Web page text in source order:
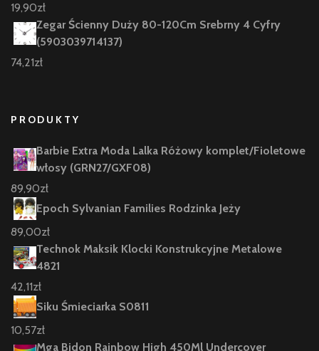
19,90zł
Zegar Ścienny Duży 80-120Cm Srebrny 4 Cyfry
(5903039714137)
74,21zł
PRODUKTY
Barbie Extra Moda Lalka Różowy komplet/Fioletowe
włosy (GRN27/GXF08)
89,90zł
Epoch Sylvanian Families Rodzinka Jeży
89,00zł
Technok Maksik Klocki Konstrukcyjne Metalowe
4821
42,11zł
Siku Śmieciarka S0811
10,57zł
Mga Bidon Rainbow High 450Ml Undercover